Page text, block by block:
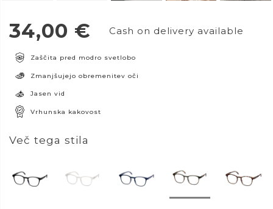
34,00 € Cash on delivery available
Zaščita pred modro svetlobo
Zmanjšujejo obremenitev oči
Jasen vid
Vrhunska kakovost
Več tega stila